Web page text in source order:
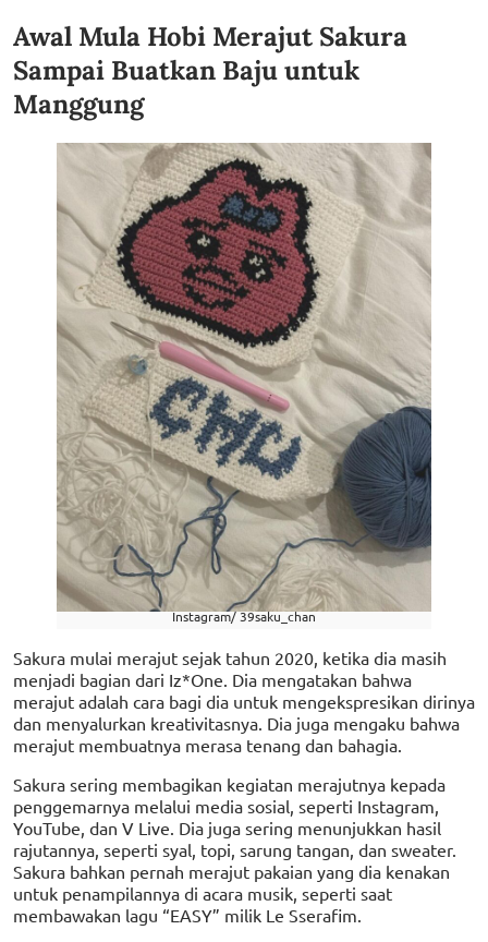
Awal Mula Hobi Merajut Sakura
Sampai Buatkan Baju untuk
Manggung
Instagram/ 39saku_chan
Sakura mulai merajut sejak tahun 2020, ketika dia masih
menjadi bagian dari Iz*One. Dia mengatakan bahwa
merajut adalah cara bagi dia untuk mengekspresikan dirinya
dan menyalurkan kreativitasnya. Dia juga mengaku bahwa
merajut membuatnya merasa tenang dan bahagia.
Sakura sering membagikan kegiatan merajutnya kepada
penggemarnya melalui media sosial, seperti Instagram,
YouTube, dan V Live. Dia juga sering menunjukkan hasil
rajutannya, seperti syal, topi, sarung tangan, dan sweater.
Sakura bahkan pernah merajut pakaian yang dia kenakan
untuk penampilannya di acara musik, seperti saat
membawakan lagu “EASY” milik Le Sserafim.